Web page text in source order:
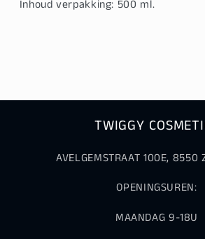
Inhoud verpakking: 500 ml.
TWIGGY
AVELGEMSTRAAT 100E, 8550
OPENINGSUREN:
MAANDAG 9-18U